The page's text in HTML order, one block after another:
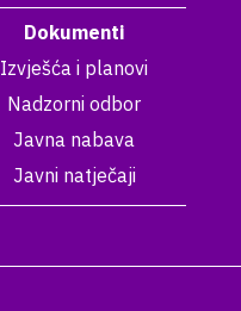
Dokumenti
Izvješća i planovi
Nadzorni odbor
Javna nabava
Javni natječaji